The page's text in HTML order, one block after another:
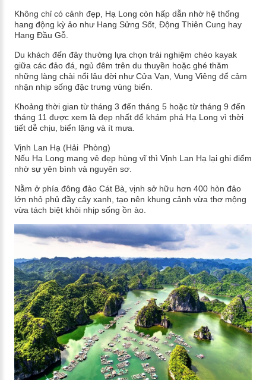
Không chỉ có cảnh đẹp, Hạ Long còn hấp dẫn nhờ hệ thống
hang động kỳ ảo như Hang Sửng Sốt, Động Thiên Cung hay
Hang Đầu Gỗ.
Du khách đến đây thường lựa chọn trải nghiệm chèo kayak
giữa các đảo đá, ngủ đêm trên du thuyền hoặc ghé thăm
những làng chài nổi lâu đời như Cửa Vạn, Vung Viêng để cảm
nhận nhịp sống đặc trưng vùng biển.
Khoảng thời gian từ tháng 3 đến tháng 5 hoặc từ tháng 9 đến
tháng 11 được xem là đẹp nhất để khám phá Hạ Long vì thời
tiết dễ chịu, biển lặng và ít mưa.
Vịnh Lan Hạ (Hải Phòng)
Nếu Hạ Long mang vẻ đẹp hùng vĩ thì Vịnh Lan Hạ lại ghi điểm
nhờ sự yên bình và nguyên sơ.
Nằm ở phía đông đảo Cát Bà, vịnh sở hữu hơn 400 hòn đảo
lớn nhỏ phủ đầy cây xanh, tạo nên khung cảnh vừa thơ mộng
vừa tách biệt khỏi nhịp sống ồn ào.